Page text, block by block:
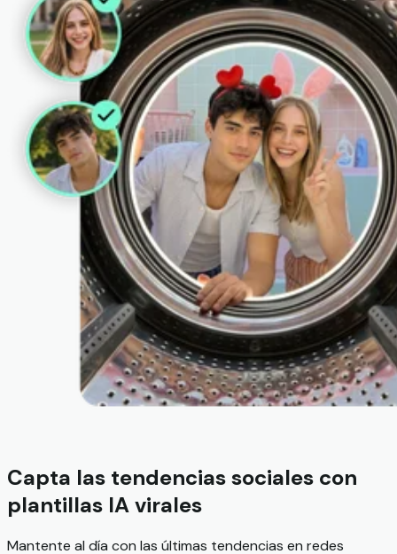
Capta las tendencias sociales con
plantillas IA virales
Mantente al día con las últimas tendencias en redes